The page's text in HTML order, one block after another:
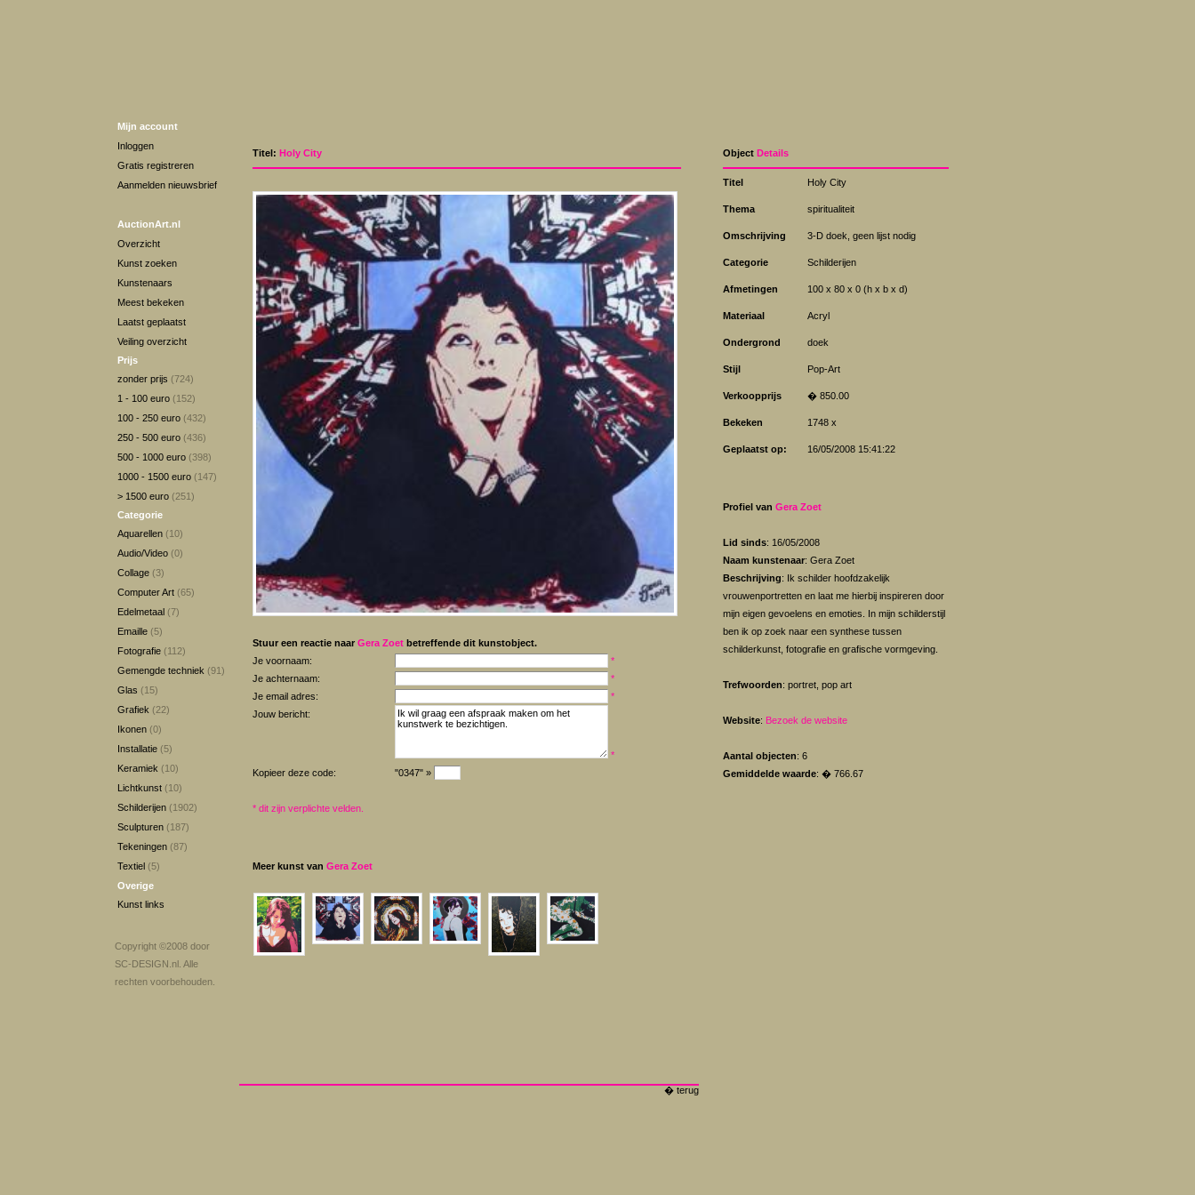
Mijn account
Inloggen
Gratis registreren
Aanmelden nieuwsbrief
AuctionArt.nl
Overzicht
Kunst zoeken
Kunstenaars
Meest bekeken
Laatst geplaatst
Veiling overzicht
Prijs
zonder prijs (724)
1 - 100 euro (152)
100 - 250 euro (432)
250 - 500 euro (436)
500 - 1000 euro (398)
1000 - 1500 euro (147)
> 1500 euro (251)
Categorie
Aquarellen (10)
Audio/Video (0)
Collage (3)
Computer Art (65)
Edelmetaal (7)
Emaille (5)
Fotografie (112)
Gemengde techniek (91)
Glas (15)
Grafiek (22)
Ikonen (0)
Installatie (5)
Keramiek (10)
Lichtkunst (10)
Schilderijen (1902)
Sculpturen (187)
Tekeningen (87)
Textiel (5)
Overige
Kunst links
Copyright ©2008 door
SC-DESIGN.nl . Alle
rechten voorbehouden.
Titel: Holy City
Stuur een reactie naar Gera Zoet betreffende dit kunstobject.
Je voornaam:
*
Je achternaam:
*
Je email adres:
*
Jouw bericht:
*
Kopieer deze code:
"0347" »
* dit zijn verplichte velden.
Meer kunst van Gera Zoet
� terug
Object Details
Titel Holy City
Thema spiritualiteit
Omschrijving 3-D doek, geen lijst nodig
Categorie Schilderijen
Afmetingen 100 x 80 x 0 (h x b x d)
Materiaal Acryl
Ondergrond doek
Stijl Pop-Art
Verkoopprijs � 850.00
Bekeken 1748 x
Geplaatst op: 16/05/2008 15:41:22
Profiel van Gera Zoet
Lid sinds: 16/05/2008
Naam kunstenaar: Gera Zoet
Beschrijving: Ik schilder hoofdzakelijk
vrouwenportretten en laat me hierbij inspireren door
mijn eigen gevoelens en emoties. In mijn schilderstijl
ben ik op zoek naar een synthese tussen
schilderkunst, fotografie en grafische vormgeving.
Trefwoorden: portret, pop art
Website: Bezoek de website
Aantal objecten: 6
Gemiddelde waarde: � 766.67